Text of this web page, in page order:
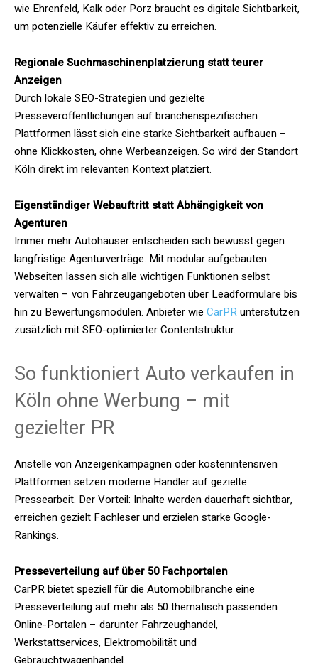
wie Ehrenfeld, Kalk oder Porz braucht es digitale Sichtbarkeit,
um potenzielle Käufer effektiv zu erreichen.
Regionale Suchmaschinenplatzierung statt teurer
Anzeigen
Durch lokale SEO-Strategien und gezielte
Presseveröffentlichungen auf branchenspezifischen
Plattformen lässt sich eine starke Sichtbarkeit aufbauen –
ohne Klickkosten, ohne Werbeanzeigen. So wird der Standort
Köln direkt im relevanten Kontext platziert.
Eigenständiger Webauftritt statt Abhängigkeit von
Agenturen
Immer mehr Autohäuser entscheiden sich bewusst gegen
langfristige Agenturverträge. Mit modular aufgebauten
Webseiten lassen sich alle wichtigen Funktionen selbst
verwalten – von Fahrzeugangeboten über Leadformulare bis
hin zu Bewertungsmodulen. Anbieter wie CarPRunterstützen
zusätzlich mit SEO-optimierter Contentstruktur.
So funktioniert Auto verkaufen in
Köln ohne Werbung – mit
gezielter PR
Anstelle von Anzeigenkampagnen oder kostenintensiven
Plattformen setzen moderne Händler auf gezielte
Pressearbeit. Der Vorteil: Inhalte werden dauerhaft sichtbar,
erreichen gezielt Fachleser und erzielen starke Google-
Rankings.
Presseverteilung auf über 50 Fachportalen
CarPR bietet speziell für die Automobilbranche eine
Presseverteilung auf mehr als 50 thematisch passenden
Online-Portalen – darunter Fahrzeughandel,
Werkstattservices, Elektromobilität und